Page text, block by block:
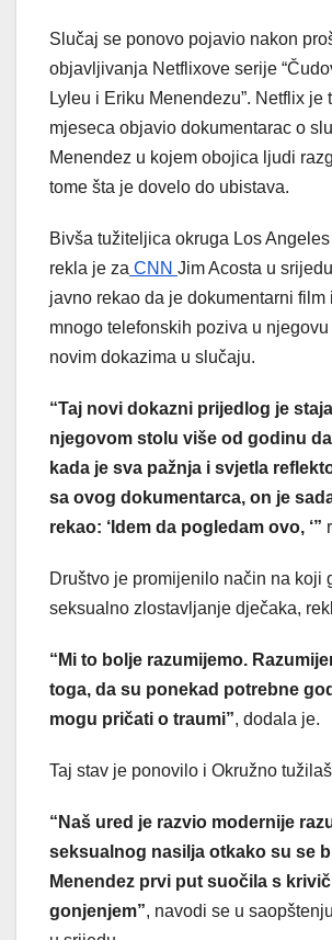
Slučaj se ponovo pojavio nakon
objavljivanja Netflixove serije
Lyleu i Eriku Menendezu”. Netflix je
mjeseca objavio dokumentarac o
Menendez u kojem obojica ljudi
tome šta je dovelo do ubistava.
Bivša tužiteljica okruga Los
rekla je za CNN Jim Acosta u
javno rekao da je dokumentarni film
mnogo telefonskih poziva u
novim dokazima u slučaju.
“Taj novi dokazni prijedlog je
njegovom stolu više od godinu
kada je sva pažnja i svjetla
sa ovog dokumentarca, on je
rekao: ‘Idem da pogledam ovo, ‘”
Društvo je promijenilo način na koji
seksualno zlostavljanje dječaka,
“Mi to bolje razumijemo.
toga, da su ponekad potrebne
mogu pričati o traumi”, dodala je.
Taj stav je ponovilo i Okružno
“Naš ured je razvio modernije
seksualnog nasilja otkako su se
Menendez prvi put suočila s
gonjenjem”, navodi se u